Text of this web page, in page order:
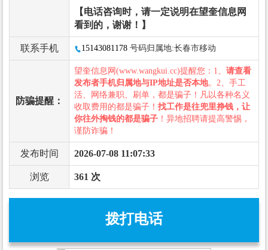
【电话咨询时，请一定说明在望奎信息网
看到的，谢谢！】
联系手机 15143081178 号码归属地:长春市移动
防骗提醒：
望奎信息网(www.wangkui.cc)提醒您：1、 请查看
发布者手机归属地与IP地址是否本地。2、手工
活、网络兼职、刷单，都是骗子！凡以各种名义
收取费用的都是骗子！ 找工作是往兜里挣钱，让
你往外掏钱的都是骗子 ！异地招聘请提高警惕，
谨防诈骗！
发布时间 2026-07-08 11:07:33
浏览 361 次
拨打电话